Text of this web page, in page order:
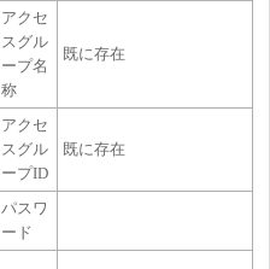
アクセ
スグル
ープ名
称
既に存在
アクセ
スグル
ープID
既に存在
パスワ
ード